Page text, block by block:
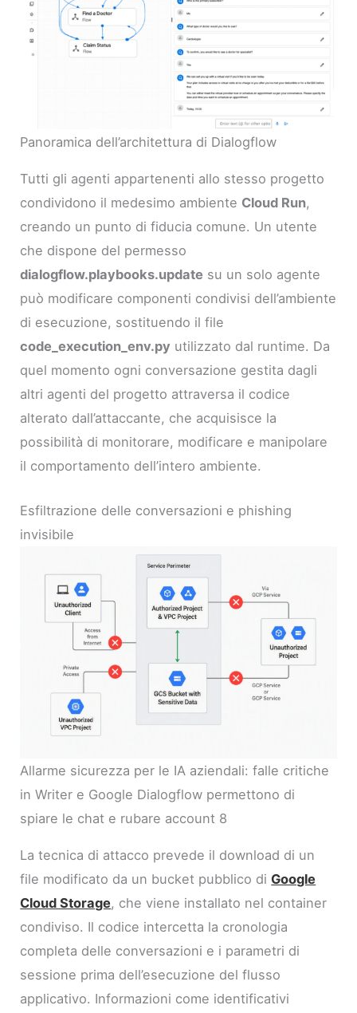
Panoramica dell’architettura di Dialogflow
Tutti gli agenti appartenenti allo stesso progetto
condividono il medesimo ambiente Cloud Run,
creando un punto di fiducia comune. Un utente
che dispone del permesso
dialogflow.playbooks.update su un solo agente
può modificare componenti condivisi dell’ambiente
di esecuzione, sostituendo il file
code_execution_env.py utilizzato dal runtime. Da
quel momento ogni conversazione gestita dagli
altri agenti del progetto attraversa il codice
alterato dall’attaccante, che acquisisce la
possibilità di monitorare, modificare e manipolare
il comportamento dell’intero ambiente.
Esfiltrazione delle conversazioni e phishing
invisibile
Allarme sicurezza per le IA aziendali: falle critiche
in Writer e Google Dialogflow permettono di
spiare le chat e rubare account 8
La tecnica di attacco prevede il download di un
file modificato da un bucket pubblico diGoogle
Cloud Storage, che viene installato nel container
condiviso. Il codice intercetta la cronologia
completa delle conversazioni e i parametri di
sessione prima dell’esecuzione del flusso
applicativo. Informazioni come identificativi